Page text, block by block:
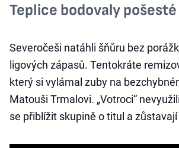
Teplice bodovaly pošesté
Severočeši natáhli šňůru bez
ligových zápasů. Tentokráte
který si vylámal zuby na
Matouši Trmalovi. „Votroci“
se přiblížit skupině o titul a